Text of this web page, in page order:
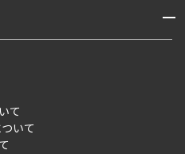
開閉
て
いて